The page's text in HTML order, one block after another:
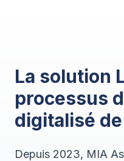
La solution
processus
digitalisé
Depuis 2023, MIA